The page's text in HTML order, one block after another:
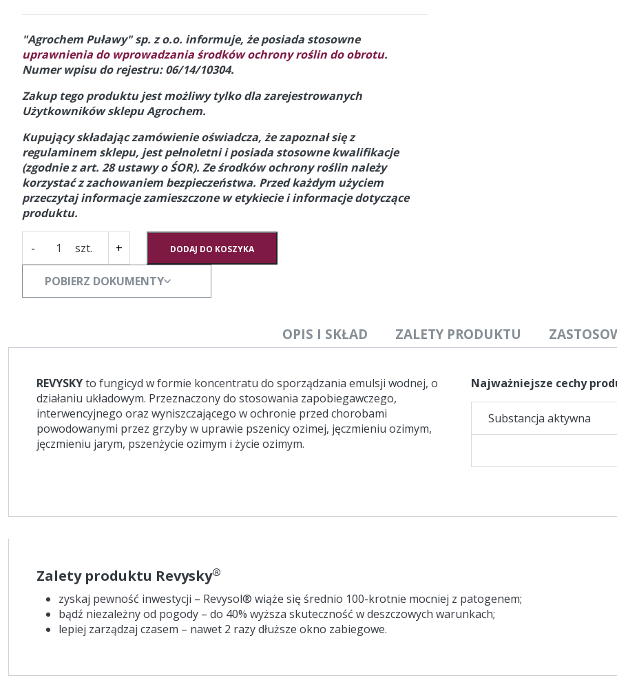
"Agrochem Puławy" sp. z o.o. informuje, że posiada stosowne
uprawnienia do wprowadzania środków ochrony roślin do obrotu.
Numer wpisu do rejestru: 06/14/10304.
Zakup tego produktu jest możliwy tylko dla zarejestrowanych
Użytkowników sklepu Agrochem.
Kupujący składając zamówienie oświadcza, że zapoznał się z
regulaminem sklepu, jest pełnoletni i posiada stosowne kwalifikacje
(zgodnie z art. 28 ustawy o ŚOR). Ze środków ochrony roślin należy
korzystać z zachowaniem bezpieczeństwa. Przed każdym użyciem
przeczytaj informacje zamieszczone w etykiecie i informacje dotyczące
produktu.
-
REVYSKY
[10L]
+ DODAJ DO KOSZYKA
POBIERZ DOKUMENTY
OPIS I SKŁAD ZALETY PRODUKTU
REVYSKYto fungicyd w formie koncentratu do sporządzania emulsji wodnej, o
działaniu układowym. Przeznaczony do stosowania zapobiegawczego,
interwencyjnego oraz wyniszczającego w ochronie przed chorobami
powodowanymi przez grzyby w uprawie pszenicy ozimej, jęczmieniu ozimym,
jęczmieniu jarym, pszenżycie ozimym i życie ozimym.
Najważniejsze cechy
Substancja aktywna
Zalety produktu Revysky®
zyskaj pewność inwestycji – Revysol® wiąże się średnio 100-krotnie mocniej z patogenem;
bądź niezależny od pogody – do 40% wyższa skuteczność w deszczowych warunkach;
lepiej zarządzaj czasem – nawet 2 razy dłuższe okno zabiegowe.